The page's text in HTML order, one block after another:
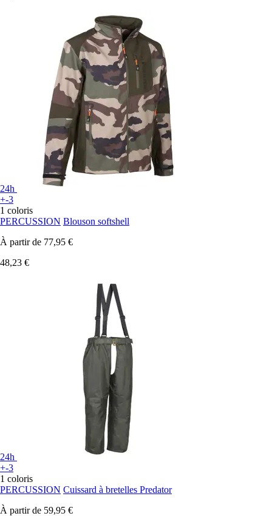
24h
+-3
1 coloris
PERCUSSION Blouson softshell
À partir de 77,95 €
48,23 €
24h
+-3
1 coloris
PERCUSSION Cuissard à bretelles Predator
À partir de 59,95 €